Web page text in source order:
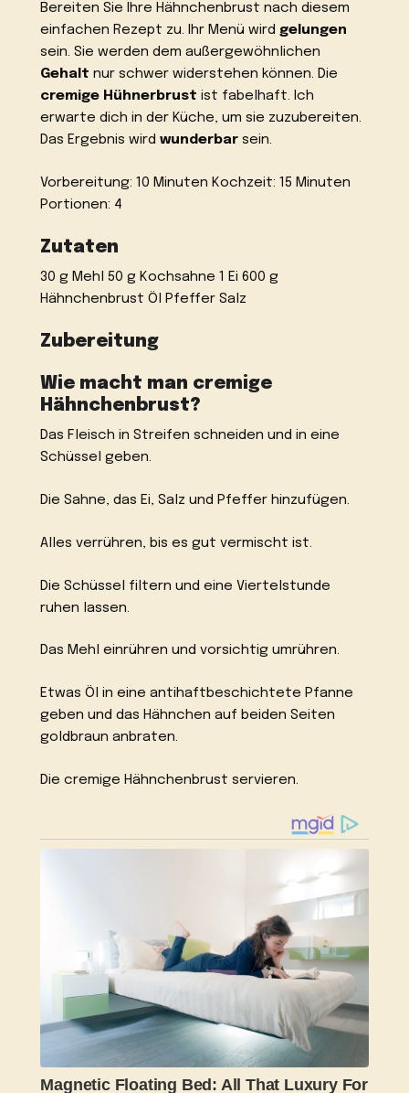
Bereiten Sie Ihre Hähnchenbrust nach diesem
einfachen Rezept zu. Ihr Menü wirdgelungen
sein. Sie werden dem außergewöhnlichen
Gehalt nur schwer widerstehen können. Die
cremige Hühnerbrust ist fabelhaft. Ich
erwarte dich in der Küche, um sie zuzubereiten.
Das Ergebnis wirdwunderbar sein.
Vorbereitung: 10 Minuten Kochzeit: 15 Minuten
Portionen: 4
Zutaten
30 g Mehl 50 g Kochsahne 1 Ei 600 g
Hähnchenbrust Öl Pfeffer Salz
Zubereitung
Wie macht man cremige
Hähnchenbrust?
Das Fleisch in Streifen schneiden und in eine
Schüssel geben.
Die Sahne, das Ei, Salz und Pfeffer hinzufügen.
Alles verrühren, bis es gut vermischt ist.
Die Schüssel filtern und eine Viertelstunde
ruhen lassen.
Das Mehl einrühren und vorsichtig umrühren.
Etwas Öl in eine antihaftbeschichtete Pfanne
geben und das Hähnchen auf beiden Seiten
goldbraun anbraten.
Die cremige Hähnchenbrust servieren.